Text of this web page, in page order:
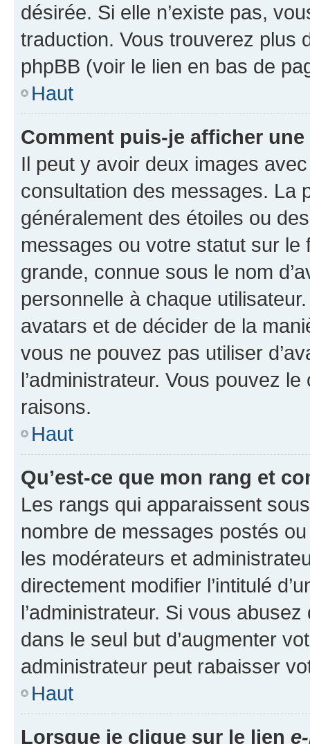
désirée. Si elle n’existe pas,
traduction. Vous trouverez plus
phpBB (voir le lien en bas de
Haut
Comment puis-je afficher
Il peut y avoir deux images
consultation des messages. La
généralement des étoiles ou
messages ou votre statut sur
grande, connue sous le nom
personnelle à chaque utilisateur.
avatars et de décider de la
vous ne pouvez pas utiliser
l’administrateur. Vous pouvez
raisons.
Haut
Qu’est-ce que mon rang et
Les rangs qui apparaissent
nombre de messages postés
les modérateurs et
directement modifier l’intitulé
l’administrateur. Si vous
dans le seul but d’augmenter
administrateur peut rabaisser
Haut
Lorsque je clique sur le lien